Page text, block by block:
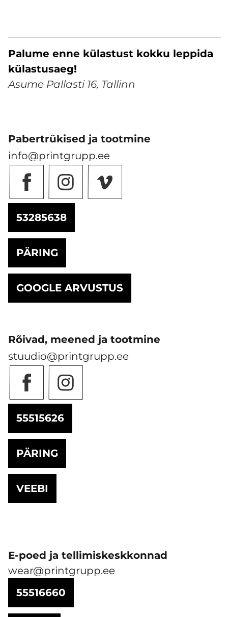
Palume enne külastust kokku leppida
külastusaeg!
Asume Pallasti 16, Tallinn
Pabertrükised ja tootmine
info@printgrupp.ee
53285638
PÄRING
GOOGLE ARVUSTUS
Rõivad, meened ja tootmine
stuudio@printgrupp.ee
55515626
PÄRING
VEEBI
E-poed ja tellimiskeskkonnad
wear@printgrupp.ee
55516660